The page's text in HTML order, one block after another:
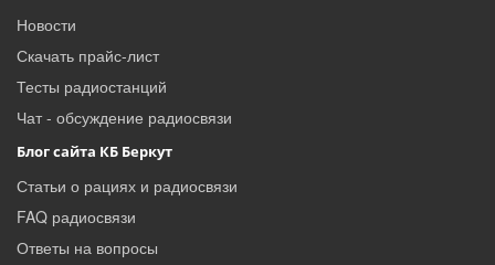
Новости
Скачать прайс-лист
Тесты радиостанций
Чат - обсуждение радиосвязи
Блог сайта КБ Беркут
Статьи о рациях и радиосвязи
FAQ радиосвязи
Ответы на вопросы